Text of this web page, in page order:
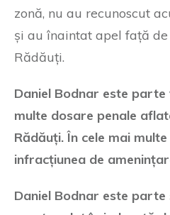
zonă, nu au recunoscut
și au înaintat apel față
Rădăuți.
Daniel Bodnar este
multe dosare penale
Rădăuți. În cele mai
infracțiunea de
Daniel Bodnar este parte